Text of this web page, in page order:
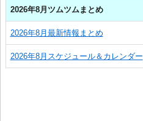
2026年8月ツムツムまとめ
2026年8月最新情報まとめ
2026年8月スケジュール＆カレンダー